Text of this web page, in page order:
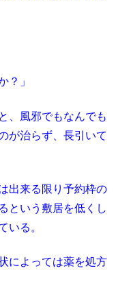
？」
、風邪でもなんでも
が治らず、長引いて
出来る限り予約枠の
という敷居を低くし
いる。
によっては薬を処方